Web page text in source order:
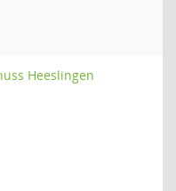
Heeslingen